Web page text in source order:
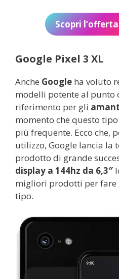
Scopri
Google Pixel 3 XL
Anche Google ha voluto
modelli potente al punto
riferimento per gli
momento che questo
più frequente. Ecco che,
utilizzo, Google lancia la
prodotto di grande
display a 144hz da 6,3″
migliori prodotti per fare
tipo.